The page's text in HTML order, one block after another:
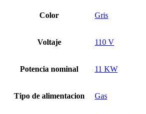
Color Gris
Voltaje 110 V
Potencia nominal 11 KW
Tipo de alimentacion Gas